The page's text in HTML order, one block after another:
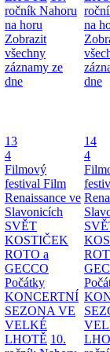
ročník Nahoru
na horu
Zobrazit
všechny
záznamy ze
dne
na
dne
13
4
Filmový
festival Film
Renaissance ve
Slavonicích
SVĚT
KOSTIČEK
ROTO a
GECCO
Počátky
KONCERTNÍ
SEZONA VE
VELKÉ
LHOTĚ 10.
14
4